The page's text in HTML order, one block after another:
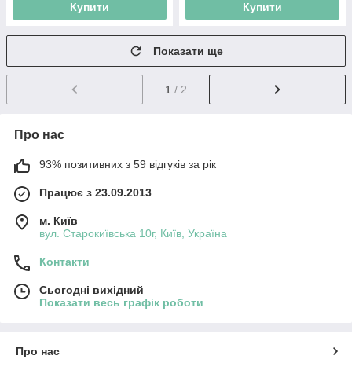
Купити Купити
Показати ще
1 / 2
Про нас
93% позитивних з 59 відгуків за рік
Працює з 23.09.2013
м. Київ
вул. Старокиївська 10г, Київ, Україна
Контакти
Сьогодні вихідний
Показати весь графік роботи
Про нас